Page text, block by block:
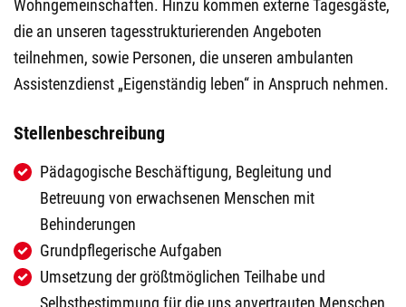
Wohngemeinschaften. Hinzu kommen externe Tagesgäste,
die an unseren tagesstrukturierenden Angeboten
teilnehmen, sowie Personen, die unseren ambulanten
Assistenzdienst „Eigenständig leben“ in Anspruch nehmen.
Stellenbeschreibung
Pädagogische Beschäftigung, Begleitung und
Betreuung von erwachsenen Menschen mit
Behinderungen
Grundpflegerische Aufgaben
Umsetzung der größtmöglichen Teilhabe und